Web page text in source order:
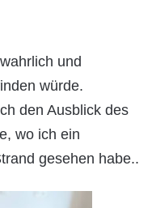
und
würde.
den Ausblick des
wo ich ein
gesehen habe..